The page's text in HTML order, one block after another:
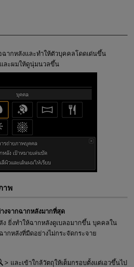
ฉากหลังและทำให้ตัวบุคคลโดดเด่นขึ้น
ละผมให้ดูนุ่มนวลขึ้น
าพ
งจากฉากหลังมากที่สุด
ยิ่งทำให้ฉากหลังดูเบลอมากขึ้น บุคคลใน
ากหลังที่มืดอย่างไม่กระจัดกระจาย
และเข้าใกล้วัตถุให้เต็มกรอบตั้งแต่เอวขึ้นไป